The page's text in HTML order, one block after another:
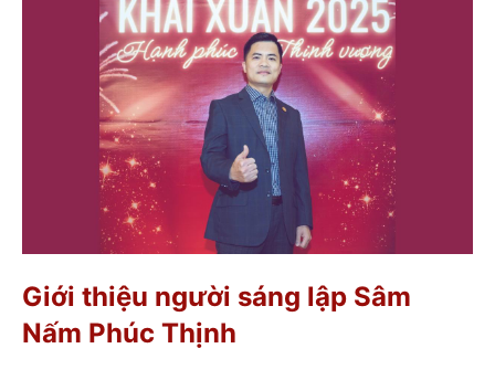
Giới thiệu người sáng lập Sâm
Nấm Phúc Thịnh